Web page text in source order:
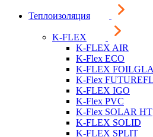
Теплоизоляция
K-FLEX
K-FLEX AIR
K-Flex ECO
K-FLEX
K-Flex
K-FLEX IGO
K-Flex PVC
K-Flex SOLAR HT
K-FLEX SOLID
K-FLEX SPLIT